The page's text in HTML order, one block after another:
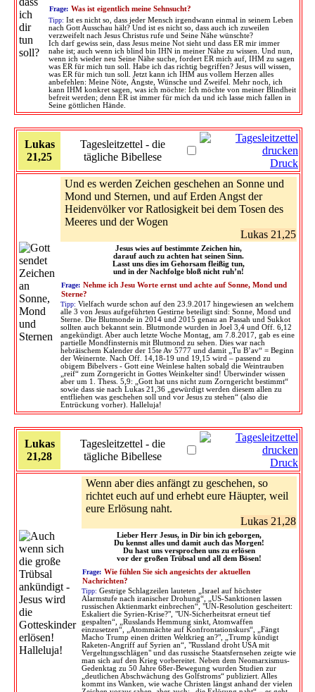
Frage: Was ist eigentlich meine Sehnsucht?
Tipp: Ist es nicht so, dass jeder Mensch irgendwann einmal in seinem Leben
nach Gott Ausschau hält? Und ist es nicht so, dass auch ich zuweilen
verzweifelt nach Jesus Christus rufe und Seine Nähe wünschte?
Ich darf gewiss sein, dass Jesus meine Not sieht und dass ER mir immer
nahe ist; auch wenn ich blind bin IHN in meiner Nähe zu wissen. Und nun,
wenn ich wieder neu Seine Nähe suche, fordert ER mich auf, IHM zu sagen
was ER für mich tun soll. Habe ich das richtig begriffen? Jesus will wissen,
was ER für mich tun soll. Jetzt kann ich IHM aus vollem Herzen alles
anbefehlen: Meine Nöte, Ängste, Wünsche und Zweifel. Mehr noch, ich
kann IHM konkret sagen, was ich möchte: Ich möchte von meiner Blindheit
befreit werden; denn ER ist immer für mich da und ich lasse mich fallen in
Seine göttlichen Hände.
Lukas
21,25
Tagesleitzettel - die
tägliche Bibellese
Druck
Und es werden Zeichen geschehen an Sonne und
Mond und Sternen, und auf Erden Angst der
Heidenvölker vor Ratlosigkeit bei dem Tosen des
Meeres und der Wogen
Lukas 21,25
Jesus wies auf bestimmte Zeichen hin,
darauf auch zu achten hat seinen Sinn.
Lasst uns dies im Gehorsam fleißig tun,
und in der Nachfolge bloß nicht ruh’n!
Frage: Nehme ich Jesu Worte ernst und achte auf Sonne, Mond und
Sterne?
Tipp: Vielfach wurde schon auf den 23.9.2017 hingewiesen an welchem
alle 3 von Jesus aufgeführten Gestirne beteiligt sind: Sonne, Mond und
Sterne. Die Blutmonde in 2014 und 2015 genau an Passah und Sukkot
sollten auch bekannt sein. Blutmonde wurden in Joel 3,4 und Off. 6,12
angekündigt. Aber auch letzte Woche Montag, am 7.8.2017, gab es eine
partielle Mondfinsternis mit Blutmond zu sehen. Dies war nach
hebräischem Kalender der 15te Av 5777 und damit „Tu B’av“ = Beginn
der Weinernte. Nach Off. 14,18-19 und 19,15 wird – passend zu
obigem Bibelvers - Gott eine Weinlese halten sobald die Weintrauben
„reif“ zum Zorngericht in Gottes Weinkelter sind! Überwinder wissen
aber um 1. Thess. 5,9: „Gott hat uns nicht zum Zorngericht bestimmt“
sowie dass sie nach Lukas 21,36 „gewürdigt werden diesem allen zu
entfliehen was geschehen soll und vor Jesus zu stehen“ (also die
Entrückung vorher). Halleluja!
Lukas
21,28
Tagesleitzettel - die
tägliche Bibellese
Druck
Wenn aber dies anfängt zu geschehen, so
richtet euch auf und erhebt eure Häupter, weil
eure Erlösung naht.
Lukas 21,28
Lieber Herr Jesus, in Dir bin ich geborgen,
Du kennst alles und damit auch das Morgen!
Du hast uns versprochen uns zu erlösen
vor der großen Trübsal und all dem Bösen!
Frage: Wie fühlen Sie sich angesichts der aktuellen
Nachrichten?
Tipp: Gestrige Schlagzeilen lauteten „Israel auf höchster
Alarmstufe nach iranischer Drohung“, „US-Sanktionen lassen
russischen Aktienmarkt einbrechen“, "UN-Resolution gescheitert:
Eskaliert die Syrien-Krise?", "UN-Sicherheitsrat erneut tief
gespalten“, „Russlands Hemmung sinkt, Atomwaffen
einzusetzen“, „Atommächte auf Konfrontationskurs“, „Fängt
Macho Trump einen dritten Weltkrieg an?", „Trump kündigt
Raketen-Angriff auf Syrien an“, "Russland droht USA mit
Vergeltungsschlägen" und das russische Staatsfernsehen zeigte wie
man sich auf den Krieg vorbereitet. Neben dem Neomarxismus-
Gedenktag zu 50 Jahre 68er-Bewegung wurden Studien zur
„deutlichen Abschwächung des Golfstroms“ publiziert. Alles
kommt ins Wanken, wie wache Christen längst anhand der vielen